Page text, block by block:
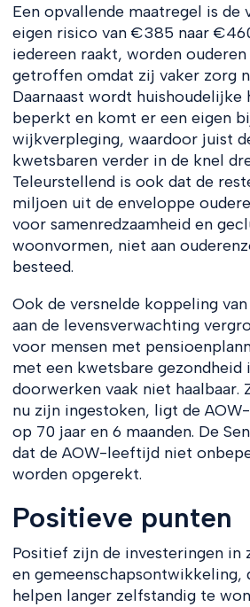
Een opvallende maatregel is de
eigen risico van €385 naar
iedereen raakt, worden ouderen
getroffen omdat zij vaker zorg
Daarnaast wordt huishoudelijke
beperkt en komt er een eigen
wijkverpleging, waardoor juist
kwetsbaren verder in de knel
Teleurstellend is ook dat de
miljoen uit de enveloppe
voor samenredzaamheid en
woonvormen, niet aan
besteed.
Ook de versnelde koppeling
aan de levensverwachting
voor mensen met
met een kwetsbare gezondheid
doorwerken vaak niet haalbaar.
nu zijn ingestoken, ligt de
op 70 jaar en 6 maanden. De
dat de AOW-leeftijd niet
worden opgerekt.
Positieve punten
Positief zijn de investeringen in
en gemeenschapsontwikkeling,
helpen langer zelfstandig te